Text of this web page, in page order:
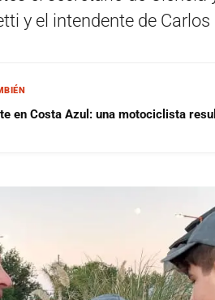
y el intendente de
en Costa Azul: una motociclista